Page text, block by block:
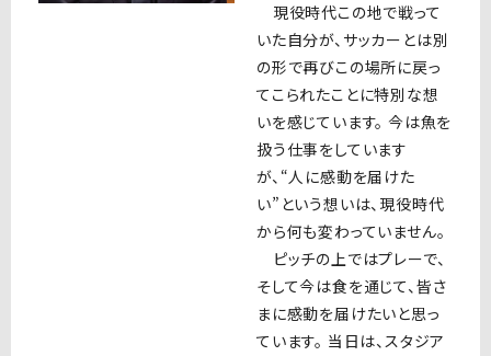
現役時代この地で戦って
いた自分が、サッカーとは別
の形で再びこの場所に戻っ
てこられたことに特別な想
いを感じています。 今は魚を
扱う仕事をしています
が、“人に感動を届けた
い”という想いは、現役時代
から何も変わっていません。
ピッチの上ではプレーで、
そして今は食を通じて、皆さ
まに感動を届けたいと思っ
ています。 当日は、スタジア